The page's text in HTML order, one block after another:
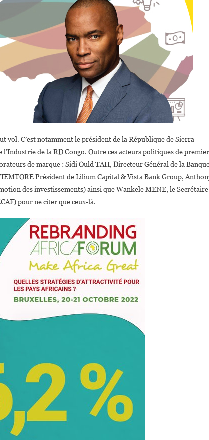
vol. C’est notamment le président de la République de Sierra
de la RD Congo. Outre ces acteurs politiques de premier
de marque : Sidi Ould TAH, Directeur Général de la Banque
Président de Lilium Capital & Vista Bank Group,
des investissements) ainsi que Wankele MENE, le Secrétaire
pour ne citer que ceux-là.